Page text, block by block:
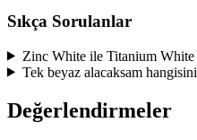
Sıkça Sorulanlar
Zinc White ile Titanium White
Tek beyaz alacaksam hangisini
Değerlendirmeler